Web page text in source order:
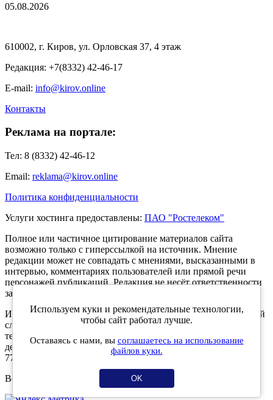
05.08.2026
610002, г. Киров, ул. Орловская 37, 4 этаж
Редакция: +7(8332) 42-46-17
E-mail: info@kirov.online
Контакты
Реклама на портале:
Тел: 8 (8332) 42-46-12
Email: reklama@kirov.online
Политика конфиденциальности
Услуги хостинга предоставлены: ПАО "Ростелеком"
Полное или частичное цитирование материалов сайта
возможно только с гиперссылкой на источник. Мнение
редакции может не совпадать с мнениями, высказанными в
интервью, комментариях пользователей или прямой речи
персонажей публикаций. Редакция не несёт ответственности
за текст комментариев читателей.
Интернет-портал Kirov.online зарегистрирован в Федеральной
службе по надзору в сфере связи, информационных
технологий и массовых коммуникаций (Роскомнадзор) 5
декабря 2019 года. Регистрационный номер ЭЛ № ФС 77 -
77189.
Возрастное ограничение 12+
Используем куки и рекомендательные технологии,
чтобы сайт работал лучше.
Оставаясь с нами, вы соглашаетесь на использование
файлов куки.
OK